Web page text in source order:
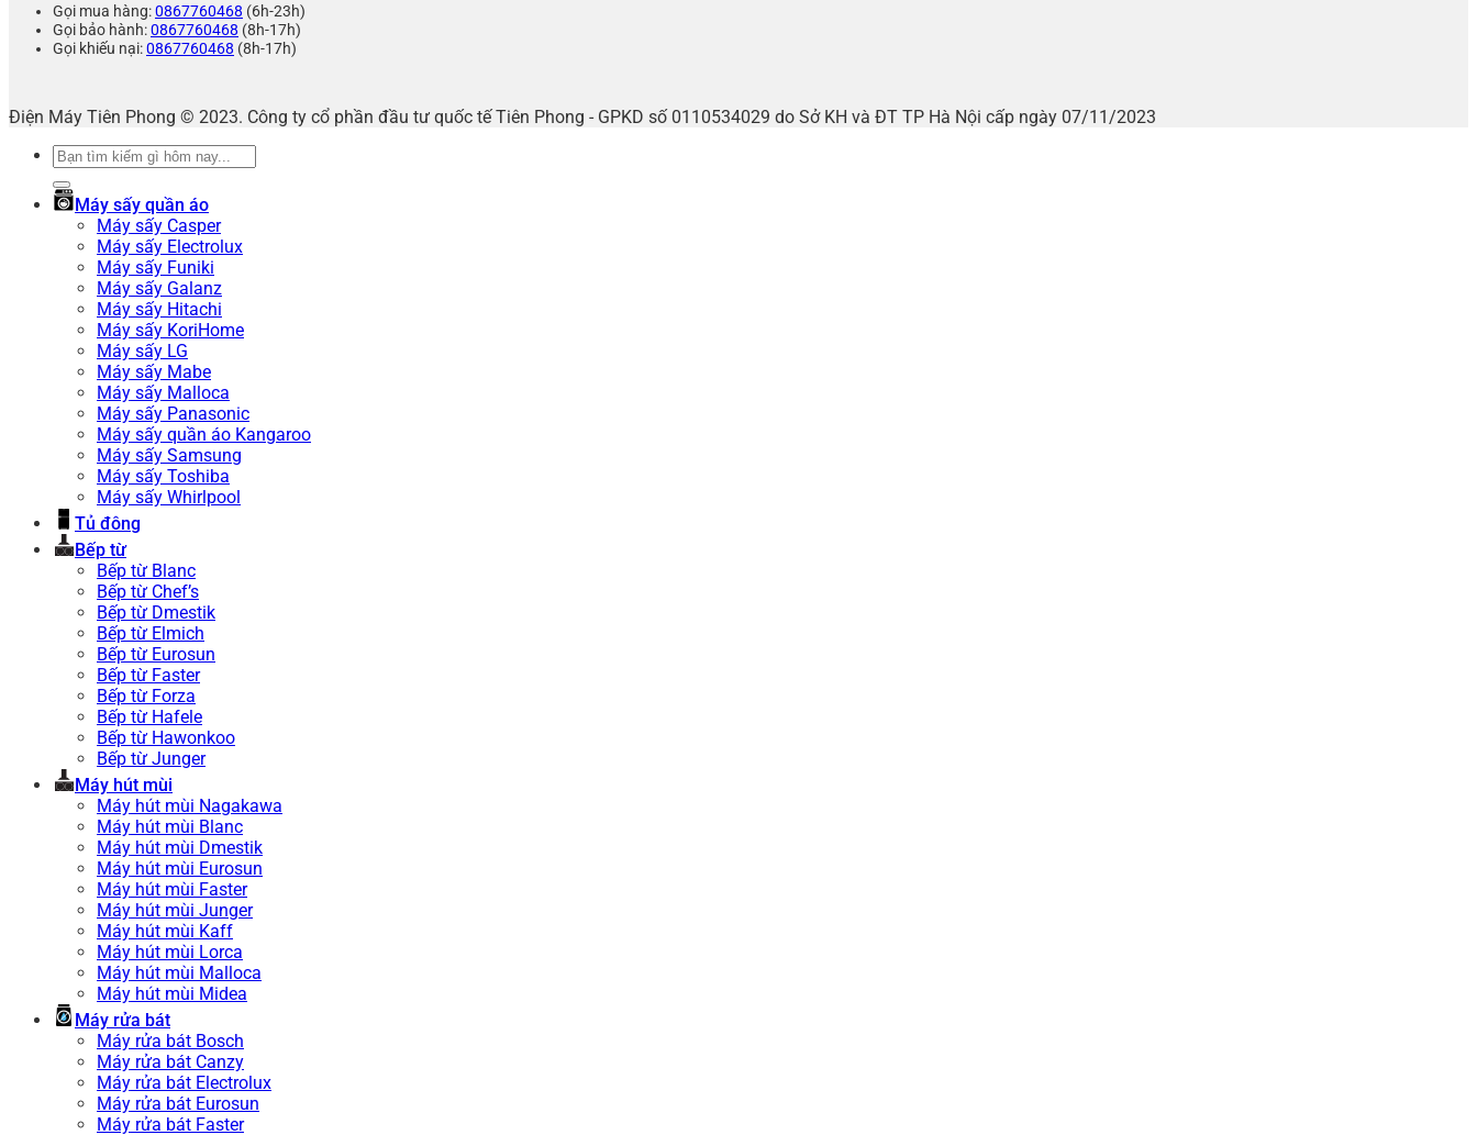
Gọi mua hàng:0867760468 (6h-23h)
Gọi bảo hành:0867760468 (8h-17h)
Gọi khiếu nại:0867760468 (8h-17h)
Điện Máy Tiên Phong © 2023. Công ty cổ phần đầu tư quốc tế Tiên Phong - GPKD số 0110534029 do Sở KH và ĐT TP Hà Nội cấp ngày 07/11/2023
Tìm
Máy sấy quần áo
Máy sấy Casper
Máy sấy Electrolux
Máy sấy Funiki
Máy sấy Galanz
Máy sấy Hitachi
Máy sấy KoriHome
Máy sấy LG
Máy sấy Mabe
Máy sấy Malloca
Máy sấy Panasonic
Máy sấy quần áo Kangaroo
Máy sấy Samsung
Máy sấy Toshiba
Máy sấy Whirlpool
Tủ đông
Bếp từ
Bếp từ Blanc
Bếp từ Chef’s
Bếp từ Dmestik
Bếp từ Elmich
Bếp từ Eurosun
Bếp từ Faster
Bếp từ Forza
Bếp từ Hafele
Bếp từ Hawonkoo
Bếp từ Junger
Máy hút mùi
Máy hút mùi Nagakawa
Máy hút mùi Blanc
Máy hút mùi Dmestik
Máy hút mùi Eurosun
Máy hút mùi Faster
Máy hút mùi Junger
Máy hút mùi Kaff
Máy hút mùi Lorca
Máy hút mùi Malloca
Máy hút mùi Midea
Máy rửa bát
Máy rửa bát Bosch
Máy rửa bát Canzy
Máy rửa bát Electrolux
Máy rửa bát Eurosun
Máy rửa bát Faster